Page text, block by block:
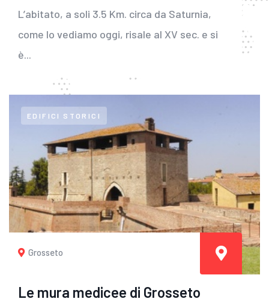
L’abitato, a soli 3.5 Km. circa da Saturnia,
come lo vediamo oggi, risale al XV sec. e si
è...
EDIFICI STORICI
Grosseto
Le mura medicee di Grosseto